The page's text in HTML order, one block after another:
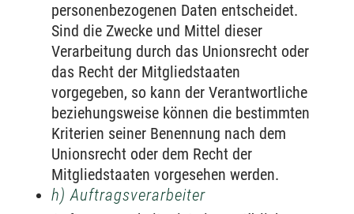
personenbezogenen Daten entscheidet.
Sind die Zwecke und Mittel dieser
Verarbeitung durch das Unionsrecht oder
das Recht der Mitgliedstaaten
vorgegeben, so kann der Verantwortliche
beziehungsweise können die bestimmten
Kriterien seiner Benennung nach dem
Unionsrecht oder dem Recht der
Mitgliedstaaten vorgesehen werden.
h) Auftragsverarbeiter